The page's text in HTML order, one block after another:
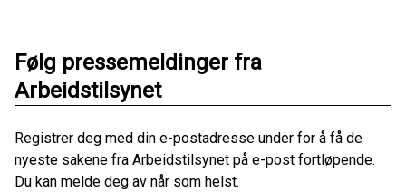
Følg pressemeldinger fra
Arbeidstilsynet
Registrer deg med din e-postadresse under for å få de
nyeste sakene fra Arbeidstilsynet på e-post fortløpende.
Du kan melde deg av når som helst.